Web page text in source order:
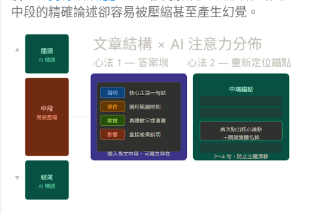
中段的精確論述卻容易被壓縮甚至產生幻覺。